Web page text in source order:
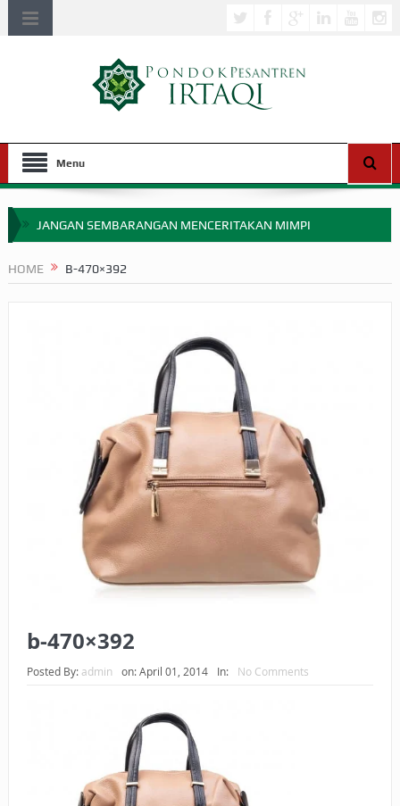
Menu
JANGAN SEMBARANGAN MENCERITAKAN MIMPI
SEBELUM TIBA SAAT WAJIB?
HAKIKAT NIKMAT DI DUNIA!
BAGAIMANA CARA MEMBAYAR ZAKAT UANG?
UANG HARAM BISA MENJADI HALAL JIKA SEBAB
KEPEMILIKANNYA BERUBAH
ISTIDLAL BATIL VS ISTIDLAL SYAR’I
BAHASA CINTA KARENA ALLAH
HUKUM MEMBAYAR ZAKAT KEPADA KERABAT SENDIRI
HOME B-470×392
b-470×392
Posted By: admin on:April 01, 2014 In: No Comments